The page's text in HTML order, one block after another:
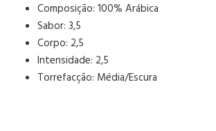
Composição: 100% Arábica
Sabor: 3,5
Corpo: 2,5
Intensidade: 2,5
Torrefacção: Média/Escura